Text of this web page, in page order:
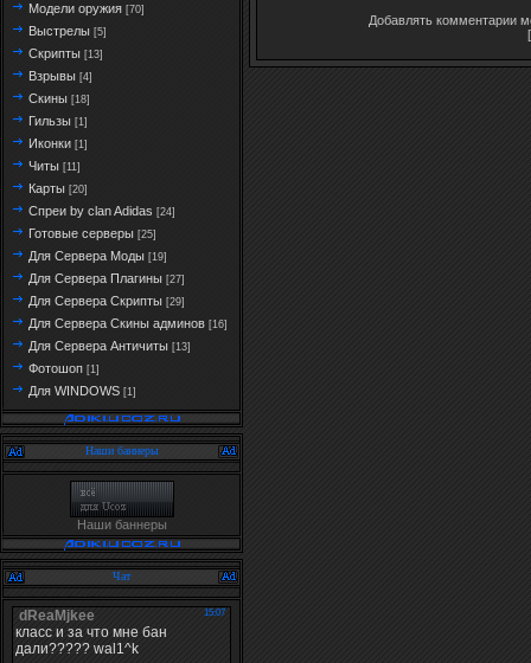
Модели оружия [70]
Выстрелы [5]
Скрипты [13]
Взрывы [4]
Скины [18]
Гильзы [1]
Иконки [1]
Читы [11]
Карты [20]
Спреи by clan Adidas [24]
Готовые серверы [25]
Для Сервера Моды [19]
Для Сервера Плагины [27]
Для Сервера Скрипты [29]
Для Сервера Скины админов [16]
Для Сервера Античиты [13]
Фотошоп [1]
Для WINDOWS [1]
Наши баннеры
Наши баннеры
Чат
Добавлять комментарии